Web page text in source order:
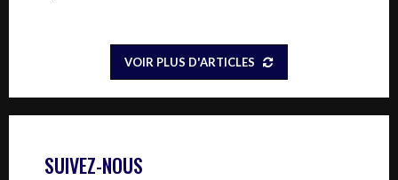
VOIR PLUS D'ARTICLES
SUIVEZ-NOUS